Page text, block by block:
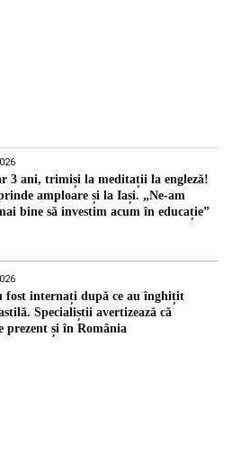
3 ani, trimiși la meditații la engleză!
amploare și la Iași. „Ne-am
bine să investim acum în educație”
fost internați după ce au înghițit
Specialiștii avertizează că
prezent și în România